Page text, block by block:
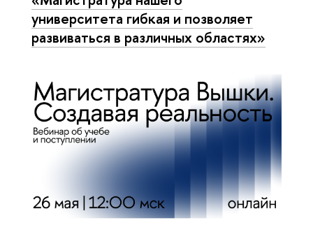
университета гибкая и позволяет
развиваться в различных областях»